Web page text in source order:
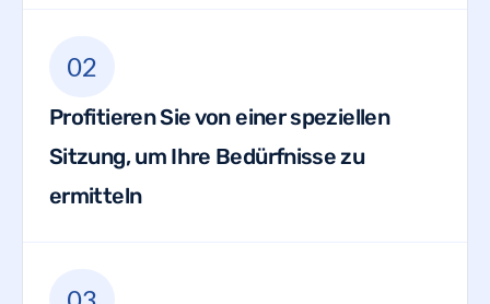
02
Profitieren Sie von einer speziellen
Sitzung, um Ihre Bedürfnisse zu
ermitteln